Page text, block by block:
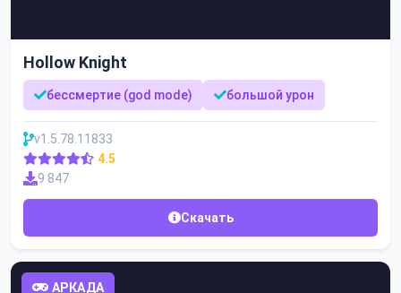
Hollow Knight
бессмертие (god mode) большой урон
v1.5.78.11833
4.5
9 847
Скачать
АРКАДА